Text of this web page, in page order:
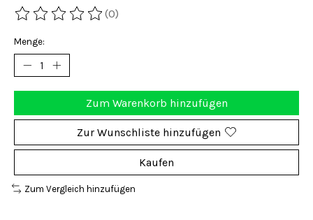
Die Bewertung dieses Produkts ist
(0)
Menge:
Zum Warenkorb hinzufügen
Zur Wunschliste hinzufügen
Kaufen
Zum Vergleich hinzufügen